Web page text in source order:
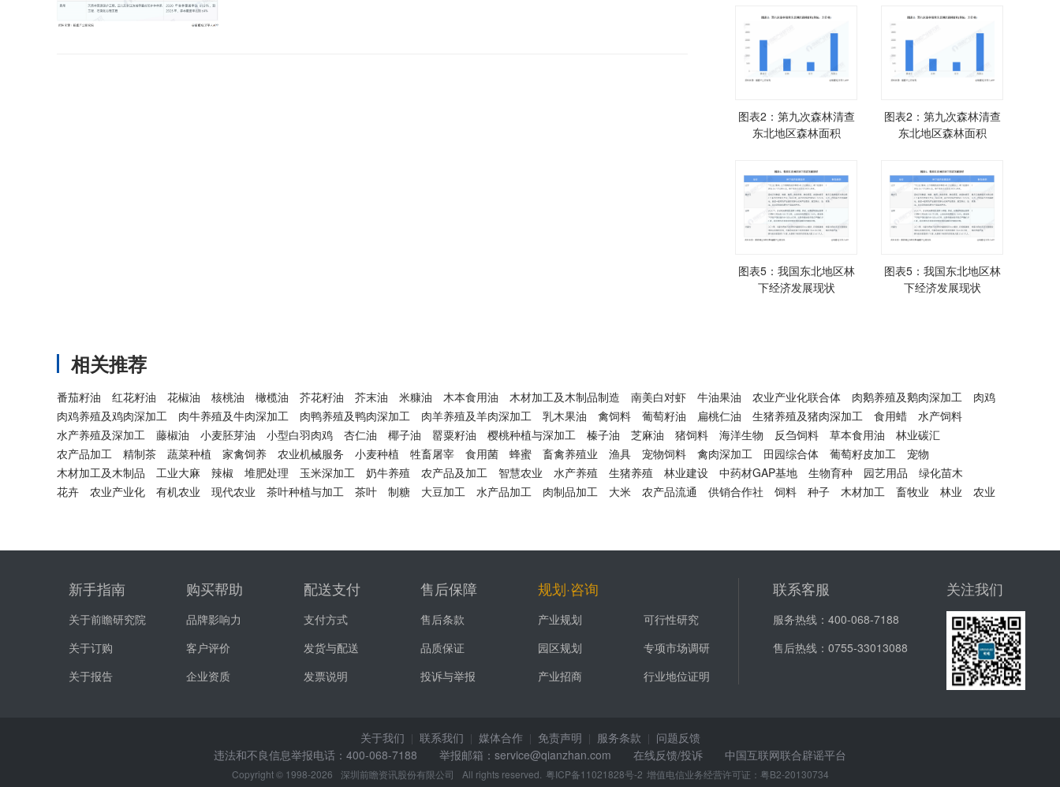
图表2：第九次森林清查
东北地区森林面积
图表2：第九次森林清查
东北地区森林面积
图表5：我国东北地区林
下经济发展现状
图表5：我国东北地区林
下经济发展现状
相关推荐
番茄籽油 红花籽油 花椒油 核桃油 橄榄油 芥花籽油 芥末油 米糠油 木本食用油 木材加工及木制品制造 南美白对虾 牛油果油 农业产业化联合体 肉鹅养殖及鹅肉深加工
肉鸡
肉鸡养殖及鸡肉深加工
肉牛养殖及牛肉深加工 肉鸭养殖及鸭肉深加工 肉羊养殖及羊肉深加工 乳木果油 禽饲料 葡萄籽油 扁桃仁油 生猪养殖及猪肉深加工 食用蜡
水产饲料
水产养殖及深加工
藤椒油 小麦胚芽油 小型白羽肉鸡 杏仁油 椰子油 罂粟籽油 樱桃种植与深加工 榛子油 芝麻油 猪饲料 海洋生物 反刍饲料 草本食用油
林业碳汇
农产品加工
精制茶 蔬菜种植 家禽饲养 农业机械服务 小麦种植 牲畜屠宰 食用菌 蜂蜜 畜禽养殖业 渔具 宠物饲料 禽肉深加工 田园综合体 葡萄籽皮加工
宠物
木材加工及木制品
工业大麻 辣椒 堆肥处理 玉米深加工 奶牛养殖 农产品及加工 智慧农业 水产养殖 生猪养殖 林业建设 中药材GAP基地 生物育种 园艺用品
绿化苗木
花卉
农业产业化 有机农业 现代农业 茶叶种植与加工 茶叶 制糖 大豆加工 水产品加工 肉制品加工 大米 农产品流通 供销合作社 饲料 种子 木材加工 畜牧业 林业 农业
新手指南
关于前瞻研究院
关于订购
关于报告
购买帮助
品牌影响力
客户评价
企业资质
配送支付
支付方式
发货与配送
发票说明
售后保障
售后条款
品质保证
投诉与举报
规划·咨询
产业规划
可行性研究
园区规划
专项市场调研
产业招商
行业地位证明
联系客服
服务热线： 400-068-7188
售后热线： 0755-33013088
关注我们
关于我们 联系我们 媒体合作 免责声明 服务条款
问题反馈
违法和不良信息举报电话：400-068-7188 举报邮箱：service@qianzhan.com
在线反馈/投诉 中国互联网联合辟谣平台
Copyright © 1998-2026 深圳前瞻资讯股份有限公司 All rights reserved. 粤ICP备11021828号-2 增值电信业务经营许可证： 粤B2-20130734